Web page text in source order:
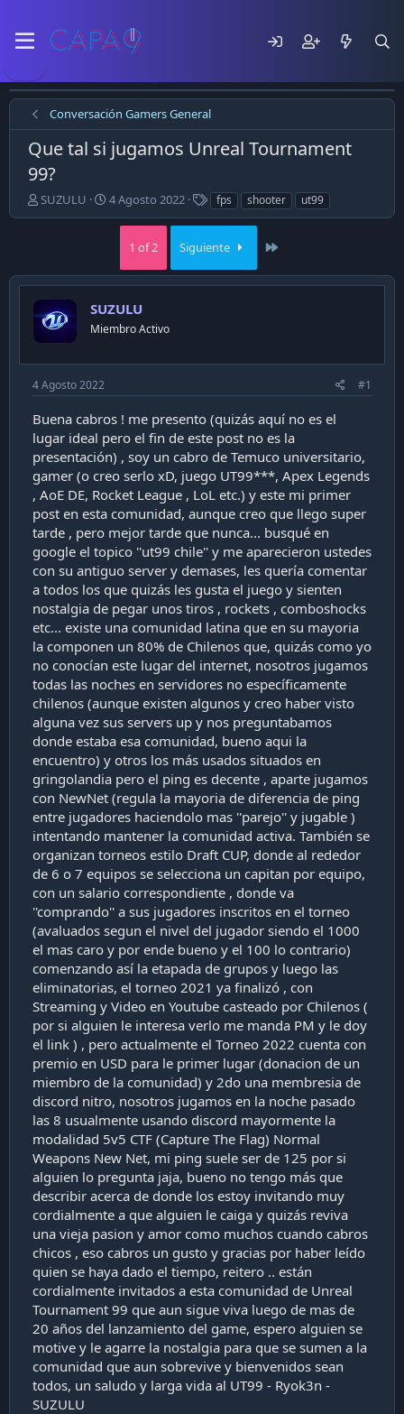
Conversación Gamers General
Que tal si jugamos Unreal Tournament
99?
E
m
ó
e
l
t
e
m
a
SUZULU
F
e
d
p
u
l
c
c
i
ó
n
4 Agosto 2022
T
a
g
s
fps shooter ut99
1 of 2 Siguiente
SUZULU
Miembro Activo
4 Agosto 2022 #1
Buena cabros ! me presento (quizás aquí no es el
lugar ideal pero el fin de este post no es la
presentación) , soy un cabro de Temuco universitario,
gamer (o creo serlo xD, juego UT99***, Apex Legends
, AoE DE, Rocket League , LoL etc.) y este mi primer
post en esta comunidad, aunque creo que llego super
tarde , pero mejor tarde que nunca... busqué en
google el topico ''ut99 chile'' y me aparecieron ustedes
con su antiguo server y demases, les quería comentar
a todos los que quizás les gusta el juego y sienten
nostalgia de pegar unos tiros , rockets , comboshocks
etc... existe una comunidad latina que en su mayoria
la componen un 80% de Chilenos que, quizás como yo
no conocían este lugar del internet, nosotros jugamos
todas las noches en servidores no específicamente
chilenos (aunque existen algunos y creo haber visto
alguna vez sus servers up y nos preguntabamos
donde estaba esa comunidad, bueno aqui la
encuentro) y otros los más usados situados en
gringolandia pero el ping es decente , aparte jugamos
con NewNet (regula la mayoria de diferencia de ping
entre jugadores haciendolo mas ''parejo'' y jugable )
intentando mantener la comunidad activa. También se
organizan torneos estilo Draft CUP, donde al rededor
de 6 o 7 equipos se selecciona un capitan por equipo,
con un salario correspondiente , donde va
''comprando'' a sus jugadores inscritos en el torneo
(avaluados segun el nivel del jugador siendo el 1000
el mas caro y por ende bueno y el 100 lo contrario)
comenzando así la etapada de grupos y luego las
eliminatorias, el torneo 2021 ya finalizó , con
Streaming y Video en Youtube casteado por Chilenos (
por si alguien le interesa verlo me manda PM y le doy
el link ) , pero actualmente el Torneo 2022 cuenta con
premio en USD para le primer lugar (donacion de un
miembro de la comunidad) y 2do una membresia de
discord nitro, nosotros jugamos en la noche pasado
las 8 usualmente usando discord mayormente la
modalidad 5v5 CTF (Capture The Flag) Normal
Weapons New Net, mi ping suele ser de 125 por si
alguien lo pregunta jaja, bueno no tengo más que
describir acerca de donde los estoy invitando muy
cordialmente a que alguien le caiga y quizás reviva
una vieja pasion y amor como muchos cuando cabros
chicos , eso cabros un gusto y gracias por haber leído
quien se haya dado el tiempo, reitero .. están
cordialmente invitados a esta comunidad de Unreal
Tournament 99 que aun sigue viva luego de mas de
20 años del lanzamiento del game, espero alguien se
motive y le agarre la nostalgia para que se sumen a la
comunidad que aun sobrevive y bienvenidos sean
todos, un saludo y larga vida al UT99 - Ryok3n -
SUZULU